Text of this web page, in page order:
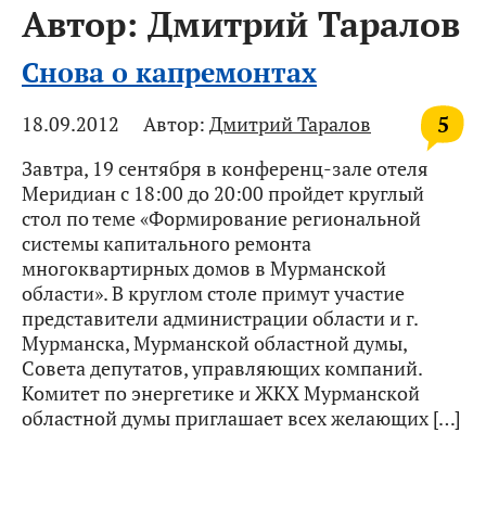
Автор: Дмитрий Таралов
Снова о капремонтах
5
18.09.2012 Автор: Дмитрий Таралов
Завтра, 19 сентября в конференц-зале отеля
Меридиан с 18:00 до 20:00 пройдет круглый
стол по теме «Формирование региональной
системы капитального ремонта
многоквартирных домов в Мурманской
области». В круглом столе примут участие
представители администрации области и г.
Мурманска, Мурманской областной думы,
Совета депутатов, управляющих компаний.
Комитет по энергетике и ЖКХ Мурманской
областной думы приглашает всех желающих […]